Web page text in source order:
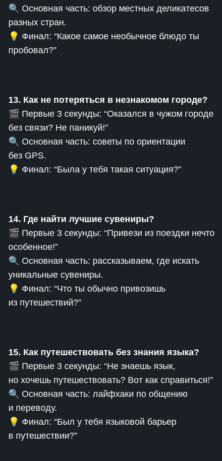
🔍 Основная часть: обзор местных деликатесов
разных стран.
💡 Финал: “Какое самое необычное блюдо ты
пробовал?”
13. Как не потеряться в незнакомом городе?
🎬 Первые 3 секунды: “Оказался в чужом городе
без связи? Не паникуй!”
🔍 Основная часть: советы по ориентации
без GPS.
💡 Финал: “Была у тебя такая ситуация?”
14. Где найти лучшие сувениры?
🎬 Первые 3 секунды: “Привези из поездки нечто
особенное!”
🔍 Основная часть: рассказываем, где искать
уникальные сувениры.
💡 Финал: “Что ты обычно привозишь
из путешествий?”
15. Как путешествовать без знания языка?
🎬 Первые 3 секунды: “Не знаешь язык,
но хочешь путешествовать? Вот как справиться!”
🔍 Основная часть: лайфхаки по общению
и переводу.
💡 Финал: “Был у тебя языковой барьер
в путешествии?”